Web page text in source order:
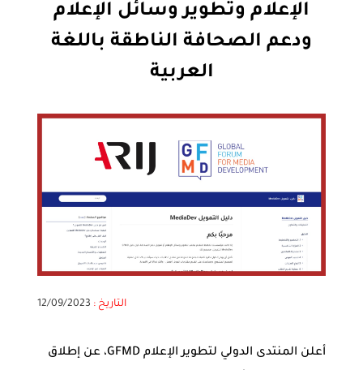
الإعلام وتطوير وسائل الإعلام
ودعم الصحافة الناطقة باللغة
العربية
التاريخ : 12/09/2023
أعلن المنتدى الدولي لتطوير الإعلام GFMD، عن إطلاق